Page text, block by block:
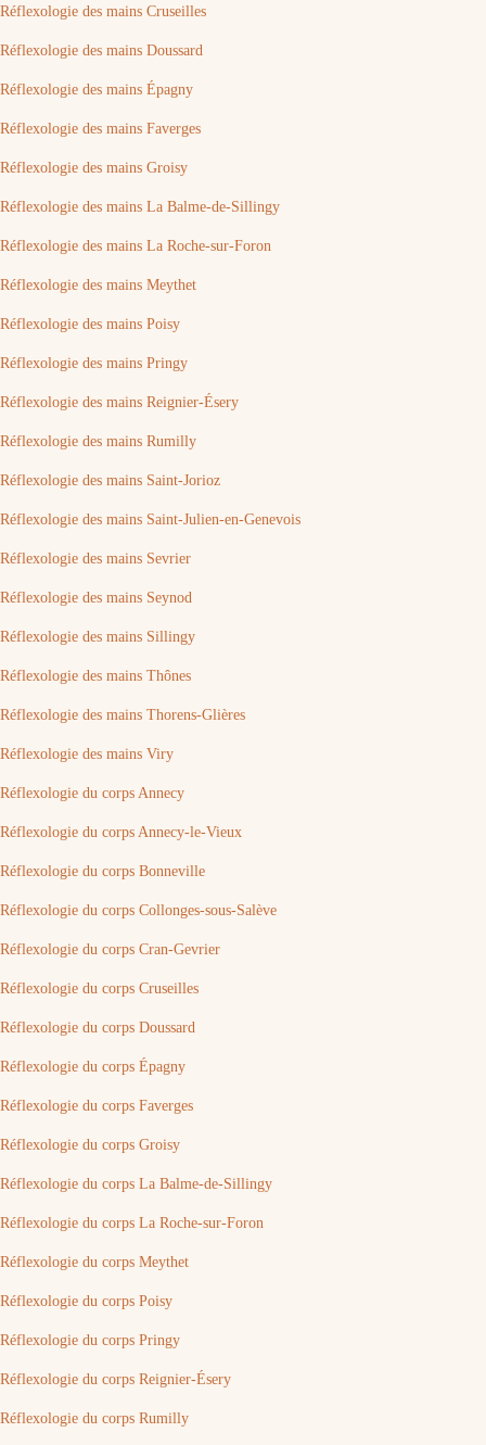
Réflexologie des mains Cruseilles
Réflexologie des mains Doussard
Réflexologie des mains Épagny
Réflexologie des mains Faverges
Réflexologie des mains Groisy
Réflexologie des mains La Balme-de-Sillingy
Réflexologie des mains La Roche-sur-Foron
Réflexologie des mains Meythet
Réflexologie des mains Poisy
Réflexologie des mains Pringy
Réflexologie des mains Reignier-Ésery
Réflexologie des mains Rumilly
Réflexologie des mains Saint-Jorioz
Réflexologie des mains Saint-Julien-en-Genevois
Réflexologie des mains Sevrier
Réflexologie des mains Seynod
Réflexologie des mains Sillingy
Réflexologie des mains Thônes
Réflexologie des mains Thorens-Glières
Réflexologie des mains Viry
Réflexologie du corps Annecy
Réflexologie du corps Annecy-le-Vieux
Réflexologie du corps Bonneville
Réflexologie du corps Collonges-sous-Salève
Réflexologie du corps Cran-Gevrier
Réflexologie du corps Cruseilles
Réflexologie du corps Doussard
Réflexologie du corps Épagny
Réflexologie du corps Faverges
Réflexologie du corps Groisy
Réflexologie du corps La Balme-de-Sillingy
Réflexologie du corps La Roche-sur-Foron
Réflexologie du corps Meythet
Réflexologie du corps Poisy
Réflexologie du corps Pringy
Réflexologie du corps Reignier-Ésery
Réflexologie du corps Rumilly